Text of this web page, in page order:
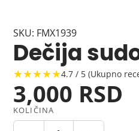
SKU: FMX1939
Dečija
★★★★★4.7 / 5 (Ukupno
3,000 RSD
KOLIČINA